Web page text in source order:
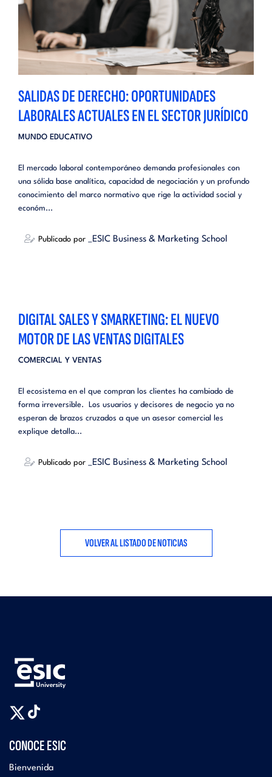
SALIDAS DE DERECHO: OPORTUNIDADES
LABORALES ACTUALES EN EL SECTOR JURÍDICO
MUNDO EDUCATIVO
El mercado laboral contemporáneo demanda profesionales con
una sólida base analítica, capacidad de negociación y un profundo
conocimiento del marco normativo que rige la actividad social y
económ...
Publicado por _ESIC Business & Marketing School
DIGITAL SALES Y SMARKETING: EL NUEVO
MOTOR DE LAS VENTAS DIGITALES
COMERCIAL Y VENTAS
El ecosistema en el que compran los clientes ha cambiado de
forma irreversible. Los usuarios y decisores de negocio ya no
esperan de brazos cruzados a que un asesor comercial les
explique detalla...
Publicado por _ESIC Business & Marketing School
VOLVER AL LISTADO DE NOTICIAS
CONOCE ESIC
Bienvenida